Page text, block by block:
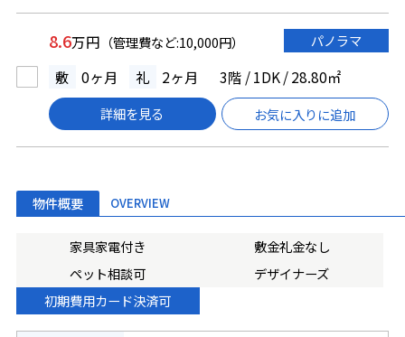
8.6万円 （管理費など:10,000円） パノラマ
敷 0ヶ月 礼 2ヶ月 3階 / 1DK / 28.80㎡
詳細を見る お気に入りに追加
物件概要 OVERVIEW
家具家電付き
敷金礼金なし
ペット相談可
デザイナーズ
初期費用カード決済可